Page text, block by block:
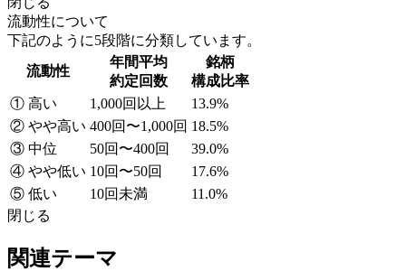
流動性について
下記のように5段階に分類しています。
流動性
年間平均
約定回数
銘柄
構成比率
① 高い
1,000回以上
13.9%
② やや高い 400回〜1,000回 18.5%
③ 中位
50回〜400回
39.0%
④ やや低い 10回〜50回
17.6%
⑤ 低い
10回未満
11.0%
閉じる
関連テーマ